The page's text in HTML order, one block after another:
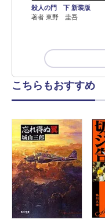
殺人の門 下 新装版
著者 東野 圭吾
こちらもおすすめ